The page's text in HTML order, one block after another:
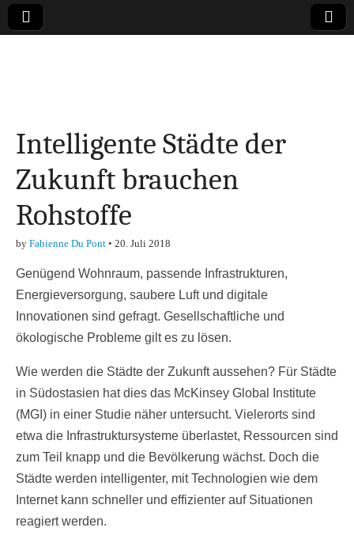
Finanzen,
Marketing-, Vertrieb-
& Investment-Tipps
Intelligente Städte der
Zukunft brauchen
Rohstoffe
by Fabienne Du Pont • 20. Juli 2018
Genügend Wohnraum, passende Infrastrukturen,
Energieversorgung, saubere Luft und digitale
Innovationen sind gefragt. Gesellschaftliche und
ökologische Probleme gilt es zu lösen.
Wie werden die Städte der Zukunft aussehen? Für Städte
in Südostasien hat dies das McKinsey Global Institute
(MGI) in einer Studie näher untersucht. Vielerorts sind
etwa die Infrastruktursysteme überlastet, Ressourcen sind
zum Teil knapp und die Bevölkerung wächst. Doch die
Städte werden intelligenter, mit Technologien wie dem
Internet kann schneller und effizienter auf Situationen
reagiert werden.